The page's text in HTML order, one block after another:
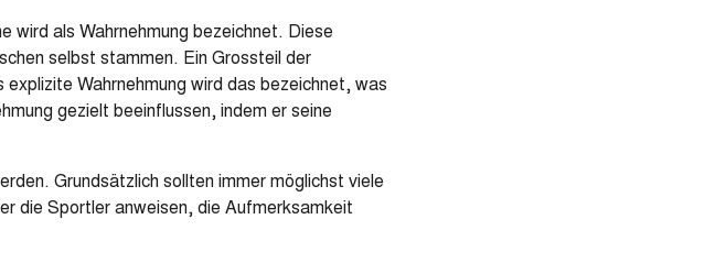
wird als Wahrnehmung bezeichnet. Diese
selbst stammen. Ein Grossteil der
Wahrnehmung wird das bezeichnet, was
gezielt beeinflussen, indem er seine
Grundsätzlich sollten immer möglichst viele
die Sportler anweisen, die Aufmerksamkeit